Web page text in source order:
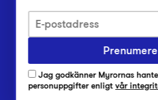
Integritetsskyddspolicy
Har du frågor om onlineköp, leverans
Har du frågor om vår verksamhet?
Vanliga frågor om Myrorna
Jag godkänner Myrornas
personuppgifter enligtvår